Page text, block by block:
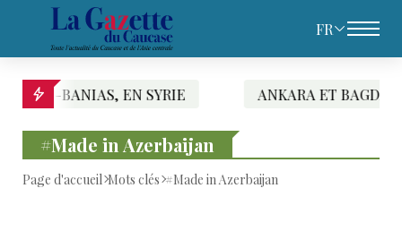
FR
EN SYRIE ANKARA ET BAGDAD SIGNENT UN
#Made in Azerbaijan
Page d'accueil Mots clés #Made in Azerbaijan